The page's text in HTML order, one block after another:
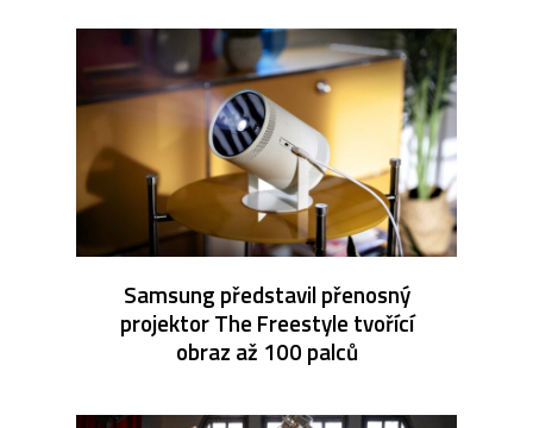
Samsung představil přenosný
projektor The Freestyle tvořící
obraz až 100 palců